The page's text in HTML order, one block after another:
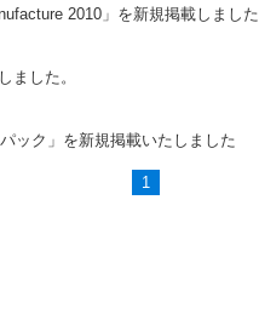
2010」を新規掲載しました
ました。
ック」を新規掲載いたしました
1